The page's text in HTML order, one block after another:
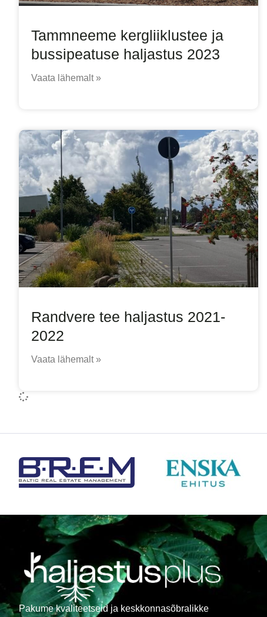
Tammneeme kergliiklustee ja
bussipeatuse haljastus 2023
Vaata lähemalt »
Randvere tee haljastus 2021-
2022
Vaata lähemalt »
Pakume kvaliteetseid ja keskkonnasõbralikke